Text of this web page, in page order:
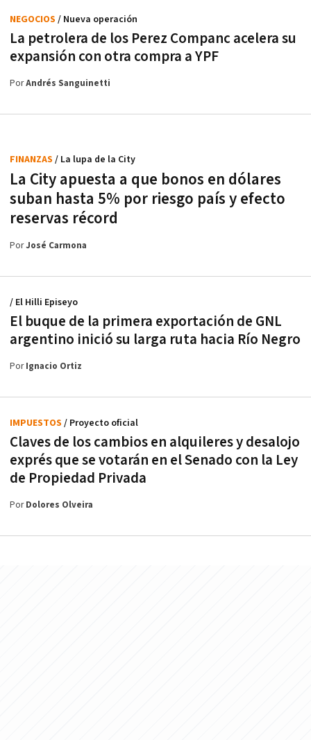
La petrolera de los Perez Companc acelera su
expansión con otra compra a YPF
NEGOCIOS / Nueva operación
PorAndrés Sanguinetti
La City apuesta a que bonos en dólares
suban hasta 5% por riesgo país y efecto
reservas récord
FINANZAS / La lupa de la City
PorJosé Carmona
El buque de la primera exportación de GNL
argentino inició su larga ruta hacia Río Negro
/ El Hilli Episeyo
PorIgnacio Ortiz
Claves de los cambios en alquileres y desalojo
exprés que se votarán en el Senado con la Ley
de Propiedad Privada
IMPUESTOS / Proyecto oficial
PorDolores Olveira